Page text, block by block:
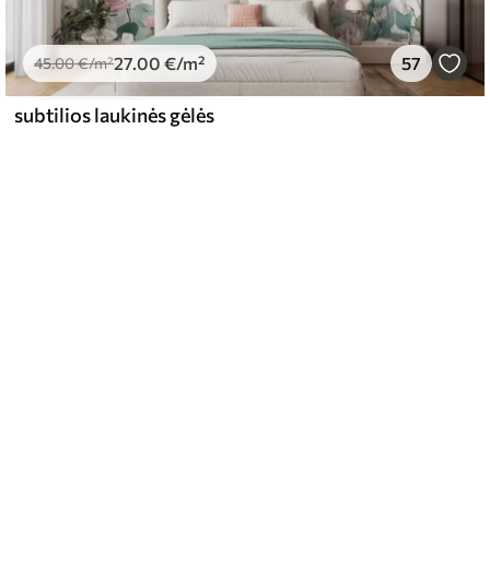
45.00€/m²27 .00 €/m² 57
subtilios laukinės gėlės